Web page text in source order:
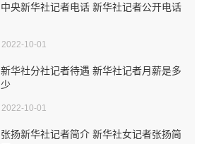
中央新华社记者电话 新华社记者公开电话
2022-10-01
新华社分社记者待遇 新华社记者月薪是多
少
2022-10-01
张扬新华社记者简介 新华社女记者张扬简